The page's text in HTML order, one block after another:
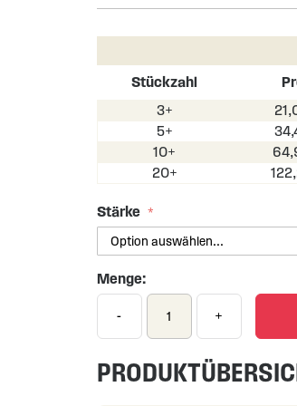
Stückzahl
3+
5+
10+
20+
Stärke
Menge:
- +